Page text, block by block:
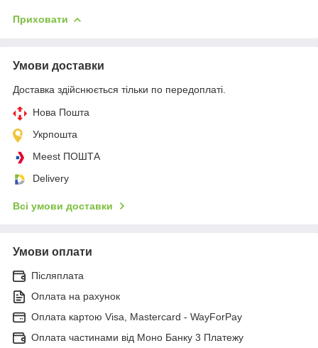
Приховати
Умови доставки
Доставка здійснюється тільки по передоплаті.
Нова Пошта
Укрпошта
Meest ПОШТА
Delivery
Всі умови доставки
Умови оплати
Післяплата
Оплата на рахунок
Оплата картою Visa, Mastercard - WayForPay
Оплата частинами від Моно Банку 3 Платежу